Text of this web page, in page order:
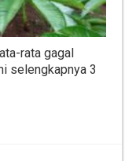
rata gagal
selengkapnya 3